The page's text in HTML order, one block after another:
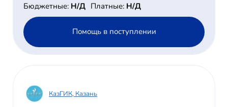
Бюджетные: Н/Д Платные: Н/Д
Помощь в поступлении
КазГИК, Казань